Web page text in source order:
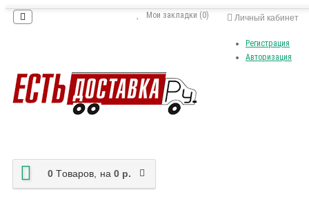
Личный кабинет
Регистрация
Авторизация
Мои закладки (0)
0 Tоваров, на 0 р.